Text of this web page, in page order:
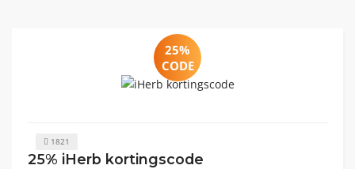
25%
CODE
1821
25% iHerb kortingscode